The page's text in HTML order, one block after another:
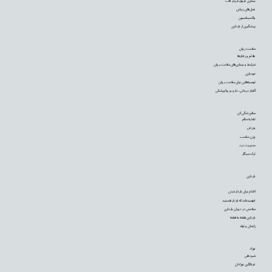
نوزاد
شیردهی
غربالگری نوزادان
بارداری
اقدام برای باردار شدن
فهمیده‌اید که باردار هستید
سلامتی در دوران بارداری
بارداری هفته به هفته
زایمان و تولد
سالم زندگی کن
تغذیه سالم
ورزش
وزن مناسب
مدیریت درد
ترک سیگار
سلامت روان
علائم و رفتارها
شرایط و بیماری‌های سلامت روان
خودیاری
توصیه‌‌هایی برای سلامت روان
گفتار درمانی، دارو و روانپزشکی
عمل‌های زیبایی
واکسیناسیون
پیشگیری از بارداری